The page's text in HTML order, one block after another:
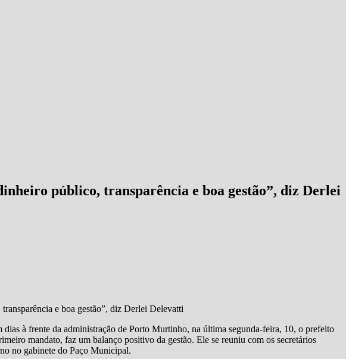
público, transparência e boa gestão”, diz Derlei
e boa gestão”, diz Derlei Delevatti
dias à frente da administração de Porto Murtinho, na última segunda-feira, 10, o prefeito
mandato, faz um balanço positivo da gestão. Ele se reuniu com os secretários
no gabinete do Paço Municipal.